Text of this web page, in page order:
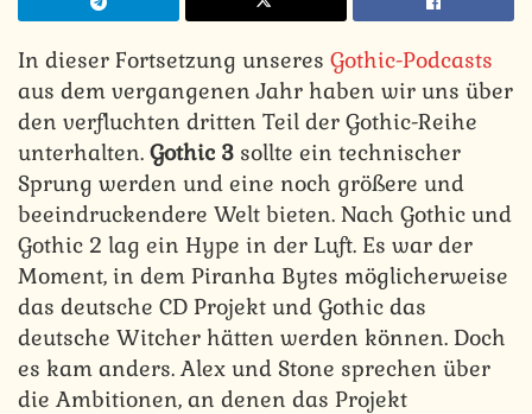
In dieser Fortsetzung unseres Gothic-Podcasts
aus dem vergangenen Jahr haben wir uns über
den verfluchten dritten Teil der Gothic-Reihe
unterhalten. Gothic 3 sollte ein technischer
Sprung werden und eine noch größere und
beeindruckendere Welt bieten. Nach Gothic und
Gothic 2 lag ein Hype in der Luft. Es war der
Moment, in dem Piranha Bytes möglicherweise
das deutsche CD Projekt und Gothic das
deutsche Witcher hätten werden können. Doch
es kam anders. Alex und Stone sprechen über
die Ambitionen, an denen das Projekt